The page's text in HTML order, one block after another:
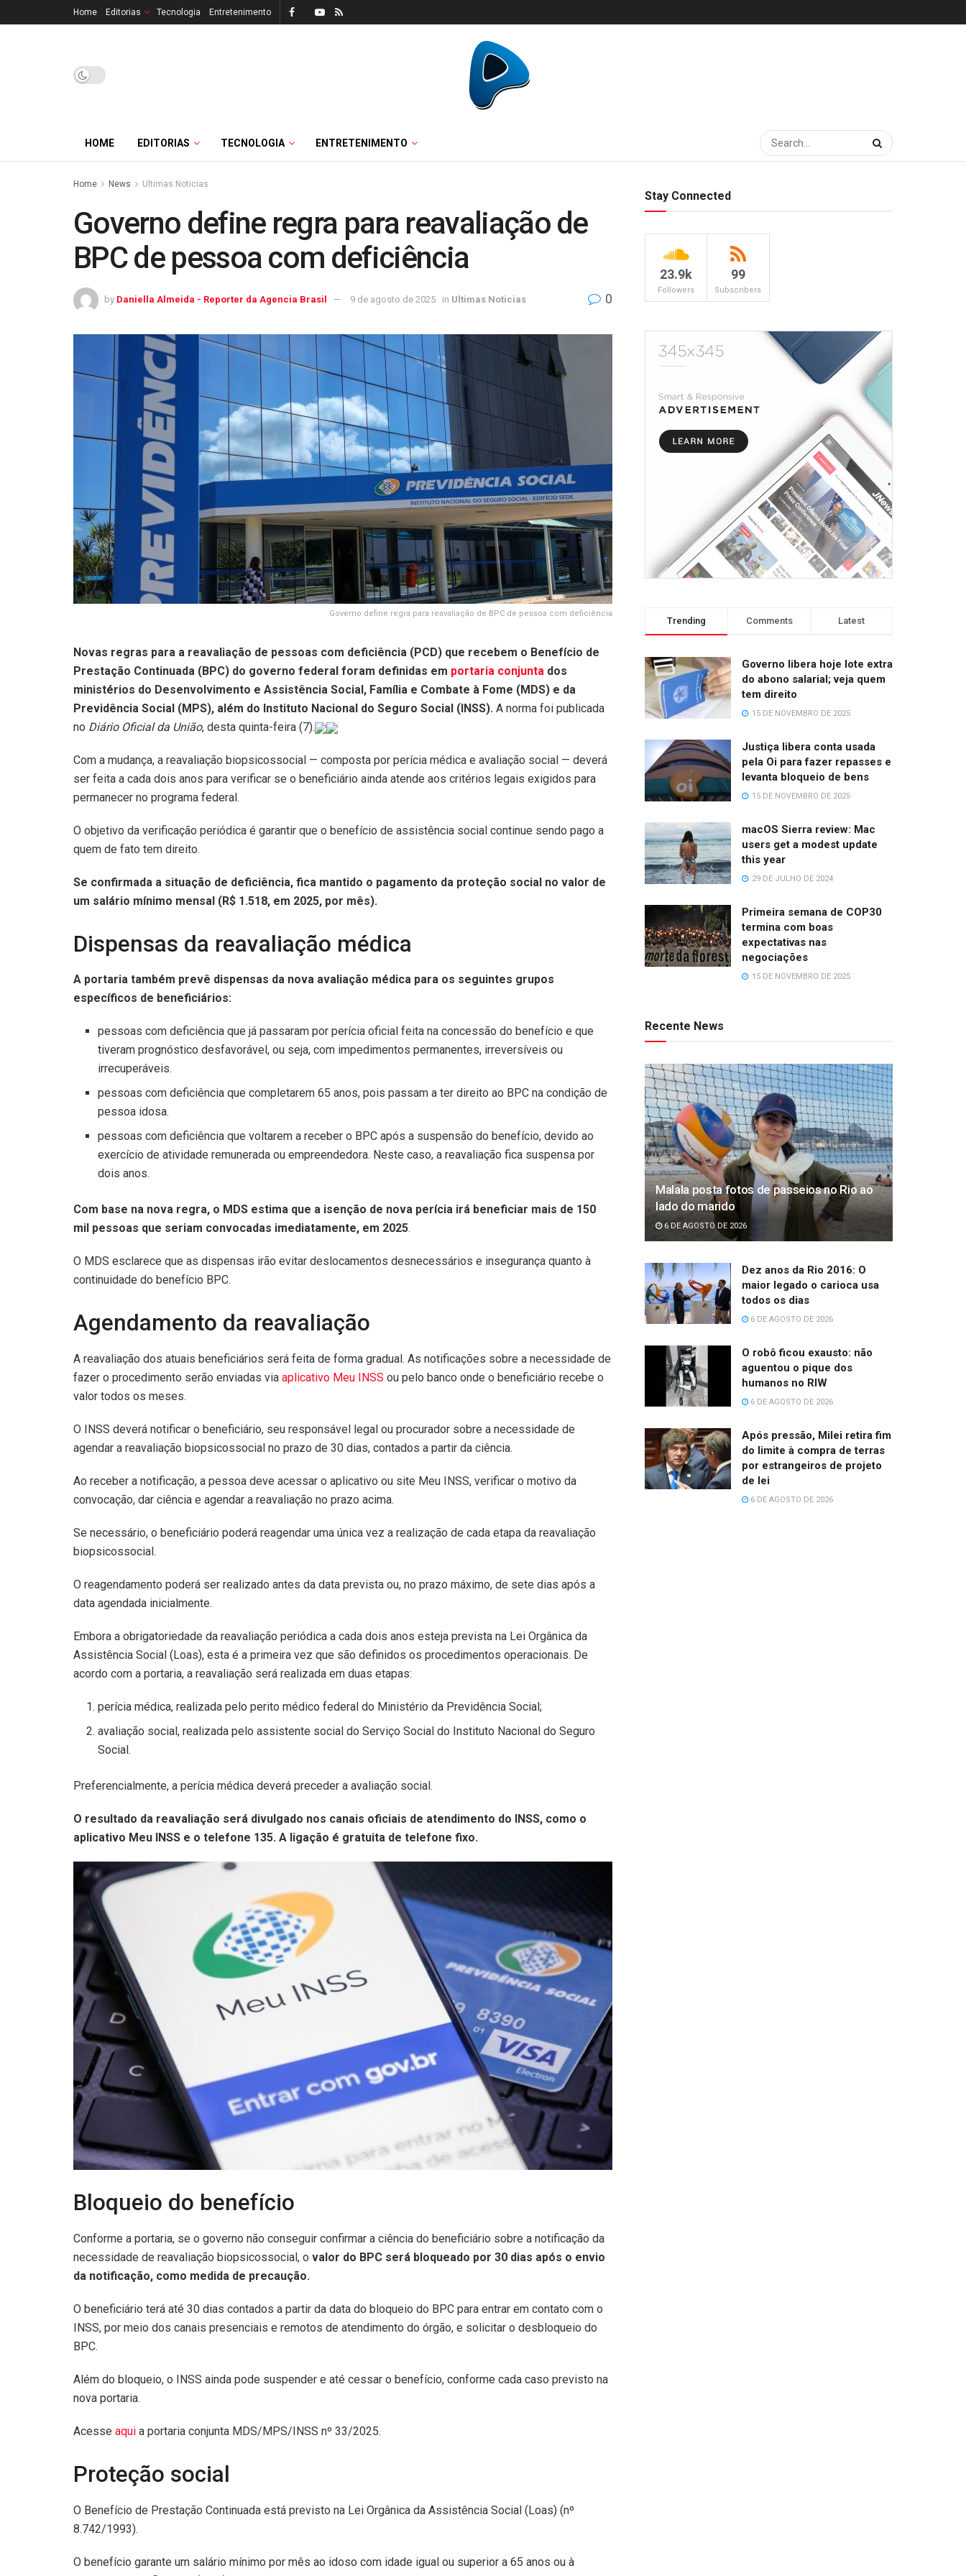
Home Editorias Tecnologia Entretenimento
HOME EDITORIAS TECNOLOGIA ENTRETENIMENTO
Home News Ultimas Noticias
Governo define regra para reavaliação de
BPC de pessoa com deficiência
by Daniella Almeida - Reporter da Agencia Brasil 9 de agosto de 2025 in Ultimas Noticias 0
Governo define regra para reavaliação de BPC de pessoa com deficiência
Novas regras para a reavaliação de pessoas com deficiência (PCD) que recebem o Benefício de
Prestação Continuada (BPC) do governo federal foram definidas em portaria conjunta dos
ministérios do Desenvolvimento e Assistência Social, Família e Combate à Fome (MDS) e da
Previdência Social (MPS), além do Instituto Nacional do Seguro Social (INSS). A norma foi publicada
no Diário Oficial da União, desta quinta-feira (7).
Com a mudança, a reavaliação biopsicossocial — composta por perícia médica e avaliação social — deverá
ser feita a cada dois anos para verificar se o beneficiário ainda atende aos critérios legais exigidos para
permanecer no programa federal.
O objetivo da verificação periódica é garantir que o benefício de assistência social continue sendo pago a
quem de fato tem direito.
Se confirmada a situação de deficiência, fica mantido o pagamento da proteção social no valor de
um salário mínimo mensal (R$ 1.518, em 2025, por mês).
Dispensas da reavaliação médica
A portaria também prevê dispensas da nova avaliação médica para os seguintes grupos
específicos de beneficiários:
pessoas com deficiência que já passaram por perícia oficial feita na concessão do benefício e que
tiveram prognóstico desfavorável, ou seja, com impedimentos permanentes, irreversíveis ou
irrecuperáveis.
pessoas com deficiência que completarem 65 anos, pois passam a ter direito ao BPC na condição de
pessoa idosa.
pessoas com deficiência que voltarem a receber o BPC após a suspensão do benefício, devido ao
exercício de atividade remunerada ou empreendedora. Neste caso, a reavaliação fica suspensa por
dois anos.
Com base na nova regra, o MDS estima que a isenção de nova perícia irá beneficiar mais de 150
mil pessoas que seriam convocadas imediatamente, em 2025.
O MDS esclarece que as dispensas irão evitar deslocamentos desnecessários e insegurança quanto à
continuidade do benefício BPC.
Agendamento da reavaliação
A reavaliação dos atuais beneficiários será feita de forma gradual. As notificações sobre a necessidade de
fazer o procedimento serão enviadas via aplicativo Meu INSS ou pelo banco onde o beneficiário recebe o
valor todos os meses.
O INSS deverá notificar o beneficiário, seu responsável legal ou procurador sobre a necessidade de
agendar a reavaliação biopsicossocial no prazo de 30 dias, contados a partir da ciência.
Ao receber a notificação, a pessoa deve acessar o aplicativo ou site Meu INSS, verificar o motivo da
convocação, dar ciência e agendar a reavaliação no prazo acima.
Se necessário, o beneficiário poderá reagendar uma única vez a realização de cada etapa da reavaliação
biopsicossocial.
O reagendamento poderá ser realizado antes da data prevista ou, no prazo máximo, de sete dias após a
data agendada inicialmente.
Embora a obrigatoriedade da reavaliação periódica a cada dois anos esteja prevista na Lei Orgânica da
Assistência Social (Loas), esta é a primeira vez que são definidos os procedimentos operacionais. De
acordo com a portaria, a reavaliação será realizada em duas etapas:
perícia médica, realizada pelo perito médico federal do Ministério da Previdência Social;
avaliação social, realizada pelo assistente social do Serviço Social do Instituto Nacional do Seguro
Social.
Preferencialmente, a perícia médica deverá preceder a avaliação social.
O resultado da reavaliação será divulgado nos canais oficiais de atendimento do INSS, como o
aplicativo Meu INSS e o telefone 135. A ligação é gratuita de telefone fixo.
Bloqueio do benefício
Conforme a portaria, se o governo não conseguir confirmar a ciência do beneficiário sobre a notificação da
necessidade de reavaliação biopsicossocial, o valor do BPC será bloqueado por 30 dias após o envio
da notificação, como medida de precaução.
O beneficiário terá até 30 dias contados a partir da data do bloqueio do BPC para entrar em contato com o
INSS, por meio dos canais presenciais e remotos de atendimento do órgão, e solicitar o desbloqueio do
BPC.
Além do bloqueio, o INSS ainda pode suspender e até cessar o benefício, conforme cada caso previsto na
nova portaria.
Acesse aqui a portaria conjunta MDS/MPS/INSS nº 33/2025.
Proteção social
O Benefício de Prestação Continuada está previsto na Lei Orgânica da Assistência Social (Loas) (nº
8.742/1993).
O benefício garante um salário mínimo por mês ao idoso com idade igual ou superior a 65 anos ou à
Stay Connected
23.9k
Followers
99
Subscribers
Trending Comments Latest
Governo libera hoje lote extra
do abono salarial; veja quem
tem direito
15 DE NOVEMBRO DE 2025
Justiça libera conta usada
pela Oi para fazer repasses e
levanta bloqueio de bens
15 DE NOVEMBRO DE 2025
macOS Sierra review: Mac
users get a modest update
this year
29 DE JULHO DE 2024
Primeira semana de COP30
termina com boas
expectativas nas
negociações
15 DE NOVEMBRO DE 2025
Recente News
Malala posta fotos de passeios no Rio ao
lado do marido
6 DE AGOSTO DE 2026
Dez anos da Rio 2016: O
maior legado o carioca usa
todos os dias
6 DE AGOSTO DE 2026
O robô ficou exausto: não
aguentou o pique dos
humanos no RIW
6 DE AGOSTO DE 2026
Após pressão, Milei retira fim
do limite à compra de terras
por estrangeiros de projeto
de lei
6 DE AGOSTO DE 2026